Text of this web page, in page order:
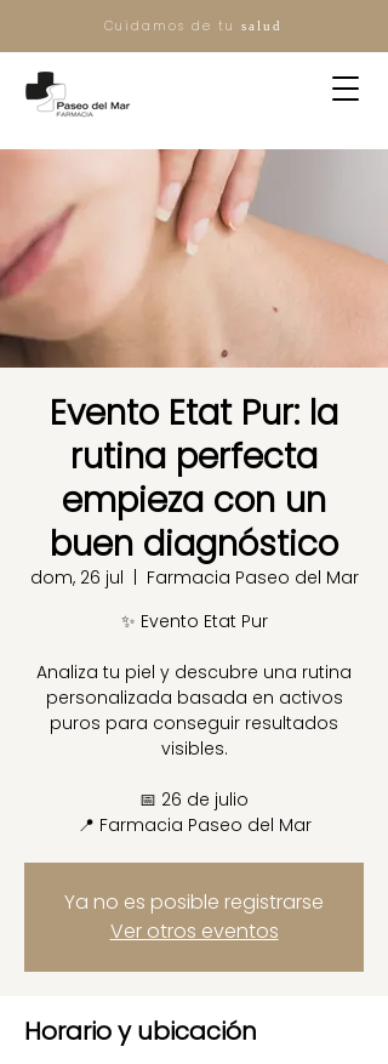
Cuidamos de tu salud
Evento Etat Pur: la
rutina perfecta
empieza con un
buen diagnóstico
dom, 26 jul
Farmacia Paseo del Mar
✨ Evento Etat Pur
Analiza tu piel y descubre una rutina
personalizada basada en activos
puros para conseguir resultados
visibles.
📅 26 de julio
📍 Farmacia Paseo del Mar
Ya no es posible registrarse
Ver otros eventos
Horario y ubicación